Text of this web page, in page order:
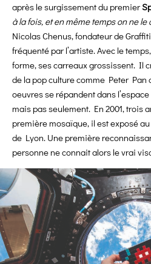
après le surgissement du premier
à la fois, et en même temps on ne
Nicolas Chenus, fondateur de
fréquenté par l’artiste. Avec le
forme, ses carreaux grossissent. Il
de la pop culture comme Peter Pan
oeuvres se répandent dans
mais pas seulement. En 2001, trois
première mosaïque, il est exposé
de Lyon. Une première
personne ne connait alors le vrai